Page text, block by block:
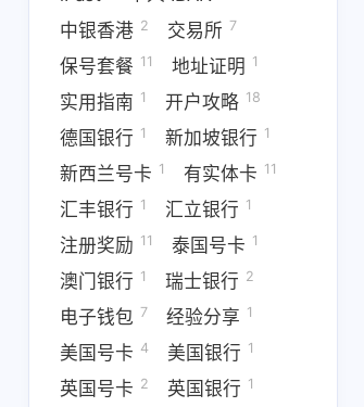
八月 2025
4篇
中银香港 2 交易所 7
保号套餐 11 地址证明 1
实用指南 1 开户攻略 18
德国银行 1 新加坡银行 1
新西兰号卡 1 有实体卡 11
汇丰银行 1 汇立银行 1
注册奖励 11 泰国号卡 1
澳门银行 1 瑞士银行 2
电子钱包 7 经验分享 1
美国号卡 4 美国银行 1
英国号卡 2 英国银行 1